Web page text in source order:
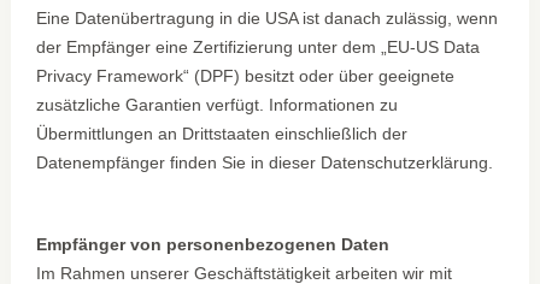
Eine Datenübertragung in die USA ist danach zulässig, wenn
der Empfänger eine Zertifizierung unter dem „EU-US Data
Privacy Framework“ (DPF) besitzt oder über geeignete
zusätzliche Garantien verfügt. Informationen zu
Übermittlungen an Drittstaaten einschließlich der
Datenempfänger finden Sie in dieser Datenschutzerklärung.
Empfänger von personenbezogenen Daten
Im Rahmen unserer Geschäftstätigkeit arbeiten wir mit